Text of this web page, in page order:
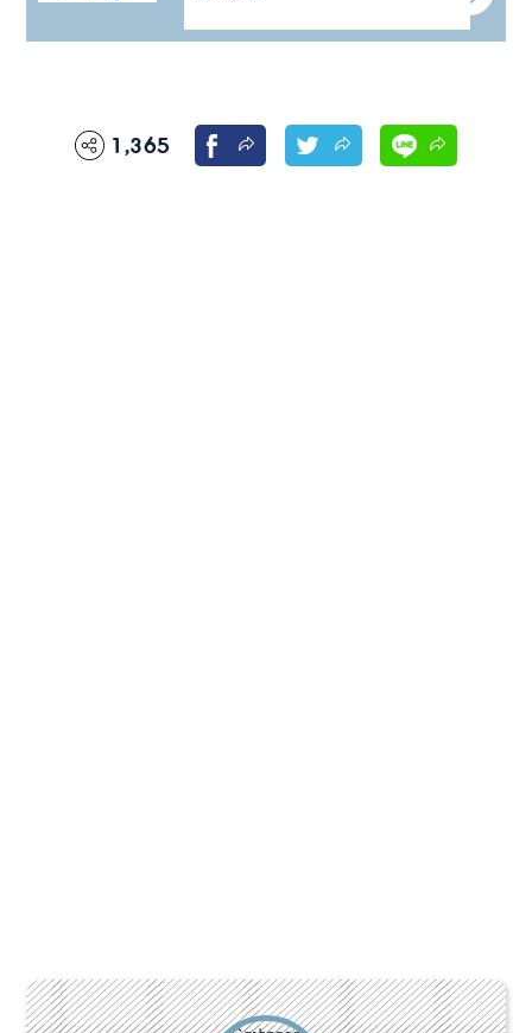
1,365